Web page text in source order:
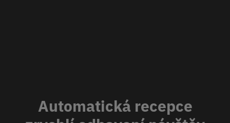
Automatická recepce